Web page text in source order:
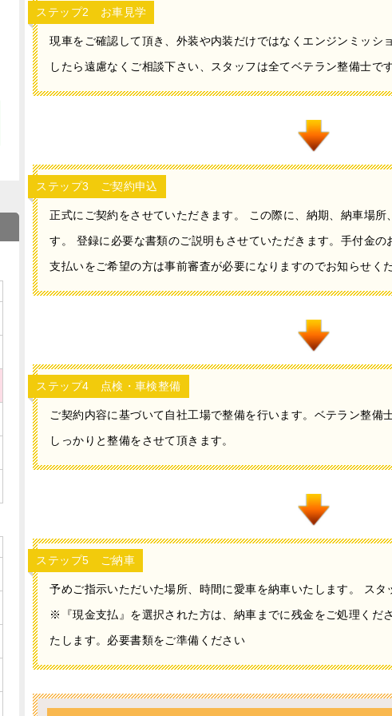
ステップ2 お車見学
現車をご確認して頂き、外装や内装だけではなくエンジンミッシ
したら遠慮なくご相談下さい、スタッフは全てベテラン整備士で
ステップ3 ご契約申込
正式にご契約をさせていただきます。 この際に、納期、納車場
す。 登録に必要な書類のご説明もさせていただきます。手付金
支払いをご希望の方は事前審査が必要になりますのでお知らせく
ステップ4 点検・車検整備
ご契約内容に基づいて自社工場で整備を行います。ベテラン整備
しっかりと整備をさせて頂きます。
ステップ5 ご納車
予めご指示いただいた場所、時間に愛車を納車いたします。 ス
※『現金支払』を選択された方は、納車までに残金をご処理くだ
たします。必要書類をご準備ください